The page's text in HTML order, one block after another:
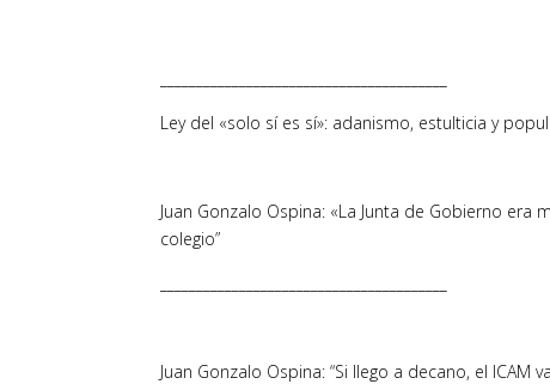
Ley del «solo sí es sí»: adanismo, estulticia y
Juan Gonzalo Ospina: «La Junta de Gobierno
colegio”
Juan Gonzalo Ospina: “Si llego a decano, el ICAM